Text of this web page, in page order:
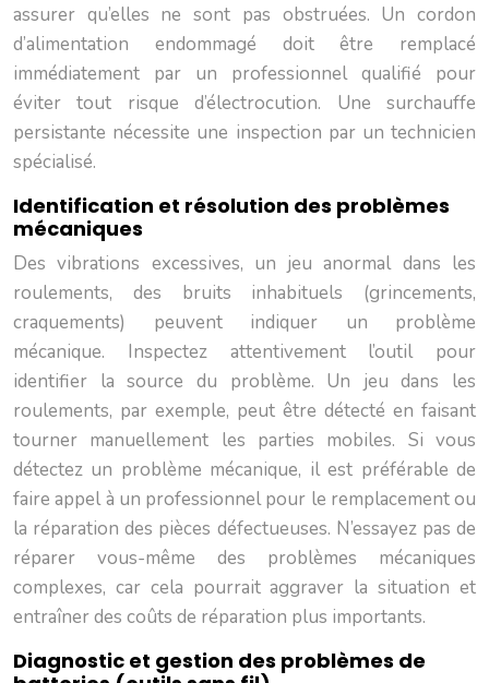
assurer qu’elles ne sont pas obstruées. Un cordon
d’alimentation endommagé doit être remplacé
immédiatement par un professionnel qualifié pour
éviter tout risque d’électrocution. Une surchauffe
persistante nécessite une inspection par un technicien
spécialisé.
Identification et résolution des problèmes
mécaniques
Des vibrations excessives, un jeu anormal dans les
roulements, des bruits inhabituels (grincements,
craquements) peuvent indiquer un problème
mécanique. Inspectez attentivement l’outil pour
identifier la source du problème. Un jeu dans les
roulements, par exemple, peut être détecté en faisant
tourner manuellement les parties mobiles. Si vous
détectez un problème mécanique, il est préférable de
faire appel à un professionnel pour le remplacement ou
la réparation des pièces défectueuses. N’essayez pas de
réparer vous-même des problèmes mécaniques
complexes, car cela pourrait aggraver la situation et
entraîner des coûts de réparation plus importants.
Diagnostic et gestion des problèmes de